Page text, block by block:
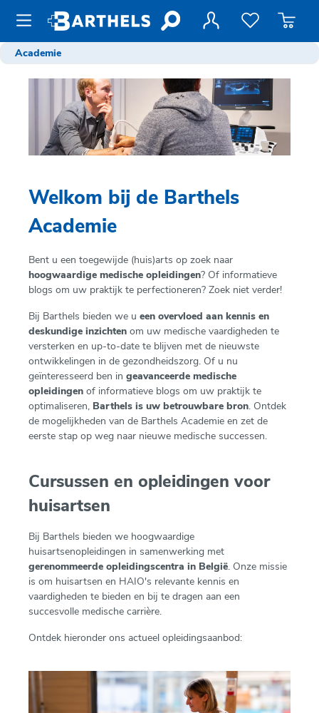
hoofdinhoud
Academie
Welkom bij de Barthels
Academie
Bent u een toegewijde (huis)arts op zoek naar
hoogwaardige medische opleidingen? Of informatieve
blogs om uw praktijk te perfectioneren? Zoek niet verder!
Bij Barthels bieden we u een overvloed aan kennis en
deskundige inzichten om uw medische vaardigheden te
versterken en up-to-date te blijven met de nieuwste
ontwikkelingen in de gezondheidszorg. Of u nu
geïnteresseerd ben in geavanceerde medische
opleidingen of informatieve blogs om uw praktijk te
optimaliseren, Barthels is uw betrouwbare bron. Ontdek
de mogelijkheden van de Barthels Academie en zet de
eerste stap op weg naar nieuwe medische successen.
Cursussen en opleidingen voor
huisartsen
Bij Barthels bieden we hoogwaardige
huisartsenopleidingen in samenwerking met
gerenommeerde opleidingscentra in België. Onze missie
is om huisartsen en HAIO's relevante kennis en
vaardigheden te bieden en bij te dragen aan een
succesvolle medische carrière.
Ontdek hieronder ons actueel opleidingsaanbod: